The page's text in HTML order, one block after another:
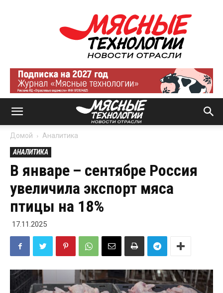
Мясные
технологии
|
Новости
отрасли
Домой Аналитика
АНАЛИТИКА
В январе – сентябре Россия
увеличила экспорт мяса
птицы на 18%
17.11.2025